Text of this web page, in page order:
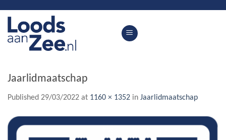
content
Jaarlidmaatschap
Published 29/03/2022 at 1160 × 1352 in Jaarlidmaatschap